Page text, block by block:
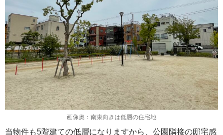
画像奥：南東向きは低層の住宅地
当物件も5階建ての低層になりますから、公園隣接の邸宅感